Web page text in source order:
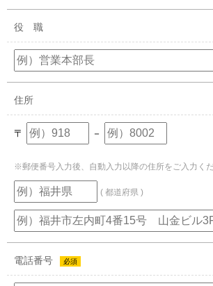
役 職
住所
〒 －
※郵便番号入力後、自動入力以降の住所をご入力く
( 都道府県 )
電話番号 必須